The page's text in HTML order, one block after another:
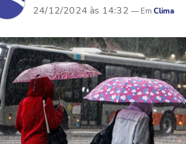
24/12/2024 às 14:32
Clima